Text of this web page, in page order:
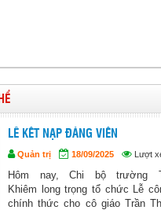
LỄ KẾT NẠP ĐẢNG VIÊN
Quản trị 18/09/2025 Lượt
Hôm nay, Chi bộ trường
Khiêm long trọng tổ chức Lễ
chính thức cho cô giáo Trần